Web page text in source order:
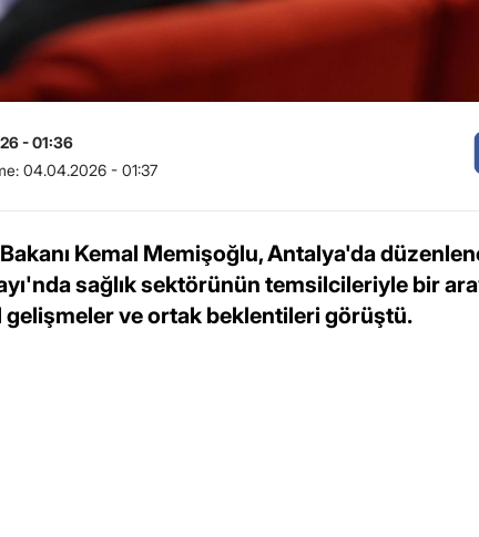
- 01:36
04.04.2026 - 01:37
Kemal Memişoğlu, Antalya'da
sağlık sektörünün temsilcileriyle bir
gelişmeler ve ortak beklentileri görüştü.